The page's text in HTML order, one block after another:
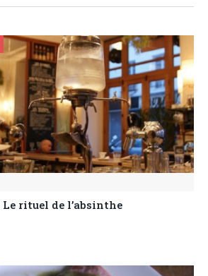
Le rituel de l’absinthe